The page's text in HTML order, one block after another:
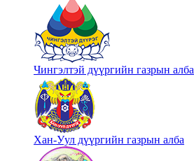
Чингэлтэй дүүргийн газрын алба
Хан-Уул дүүргийн газрын алба